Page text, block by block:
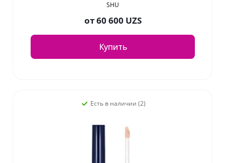
SHU
от60 600 UZS
Купить
Есть в наличии (2)